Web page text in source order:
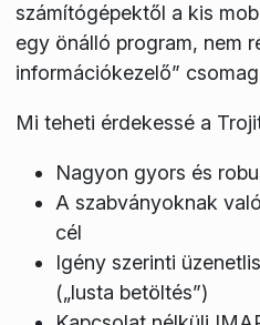
számítógépektől a kis
egy önálló program, nem
információkezelő”
Mi teheti érdekessé a
Nagyon gyors és
A szabványoknak
cél
Igény szerinti
(„lusta betöltés”)